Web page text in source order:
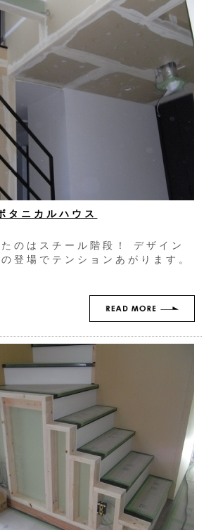
タニカルハウス
のはスチール階段！ デザイン
登場でテンションあがります。